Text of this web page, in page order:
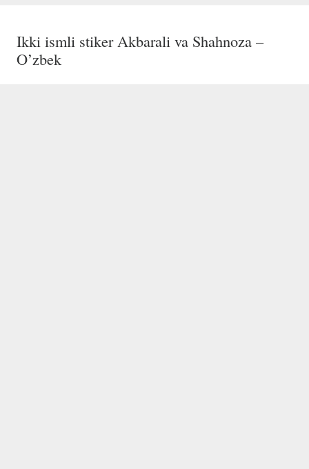
Ikki ismli stiker Maxsuda va Jamila –
O’zbek
Dadaxon ism stikeri O’zbek
Ikki ismli stiker Нодир va Шарифа –
O’zbek
Ikki ismli stiker Akbarali va Shahnoza –
O’zbek